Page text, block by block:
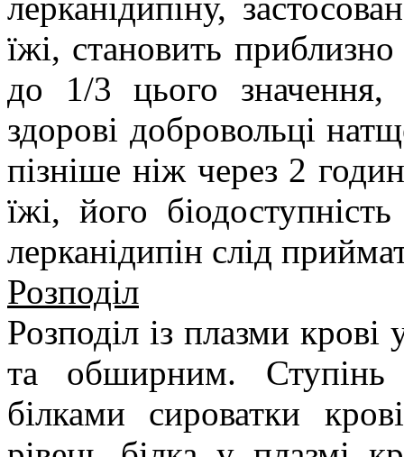
лерканідипіну,
їжі, становить
до 1/3 цього значення,
здорові добровольці
пізніше ніж через 2
їжі, його
лерканідипін слід
Розподіл
Розподіл із плазми
та обширним. Ступінь
білками сироватки